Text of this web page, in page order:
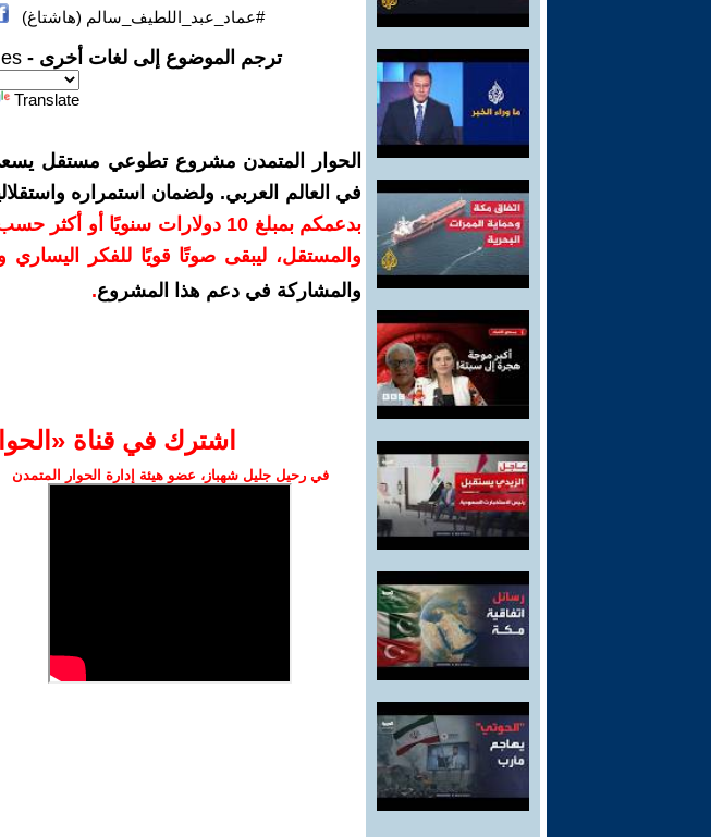
#عماد_عبد_اللطيف_سالم (هاشتاغ)
ترجم الموضوع إلى لغات أخرى -
Translate
الحوار المتمدن مشروع تطوعي مستقل يسعى
في العالم العربي. ولضمان استمراره
بدعمكم بمبلغ 10 دولارات سنويًا
والمستقل، ليبقى صوتًا قويًا للفكر اليساري
والمشاركة في دعم هذا المشروع.
اشترك في قناة
في رحيل جليل شهباز، عضو هيئة إدارة الحوار المتمدن